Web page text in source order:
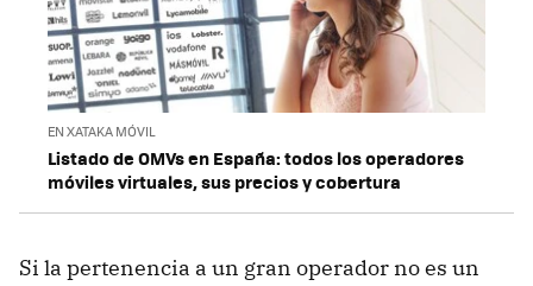
EN XATAKA MÓVIL
Listado de OMVs en España: todos los operadores
móviles virtuales, sus precios y cobertura
Si la pertenencia a un gran operador no es un